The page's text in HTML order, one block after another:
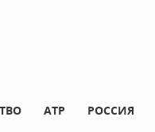
АТР РОССИЯ